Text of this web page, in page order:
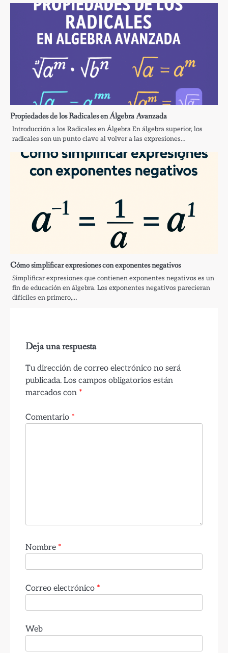
Propiedades de los Radicales en Álgebra Avanzada
Introducción a los Radicales en Álgebra En álgebra superior, los
radicales son un punto clave al volver a las expresiones…
Cómo simplificar expresiones con exponentes negativos
Simplificar expresiones que contienen exponentes negativos es un
fin de educación en álgebra. Los exponentes negativos parecieran
difíciles en primero,…
Deja una respuesta
Tu dirección de correo electrónico no será
publicada. Los campos obligatorios están
marcados con *
Comentario *
Nombre *
Correo electrónico *
Web